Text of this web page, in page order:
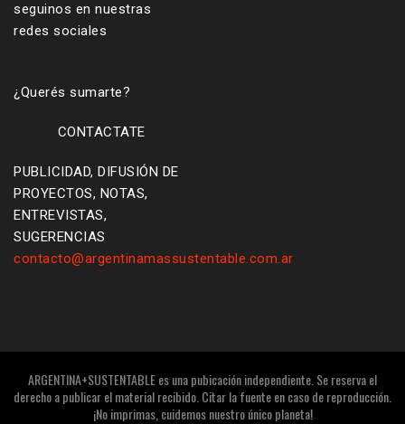
seguinos en nuestras
redes sociales
¿Querés sumarte?
CONTACTATE
PUBLICIDAD, DIFUSIÓN DE
PROYECTOS, NOTAS,
ENTREVISTAS,
SUGERENCIAS
contacto@argentinamassustentable.com.ar
ARGENTINA+SUSTENTABLE es una pubicación independiente. Se reserva el
derecho a publicar el material recibido. Citar la fuente en caso de reproducción.
¡No imprimas, cuidemos nuestro único planeta!